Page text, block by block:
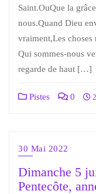
Saint.OuQue la
nous.Quand Dieu
vraiment,Les
Qui sommes-nous
regarde de haut […]
Pistes 0
30 Mai 2022
Dimanche 5
Pentecôte,